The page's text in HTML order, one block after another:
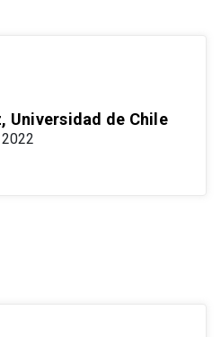
Universidad de Chile